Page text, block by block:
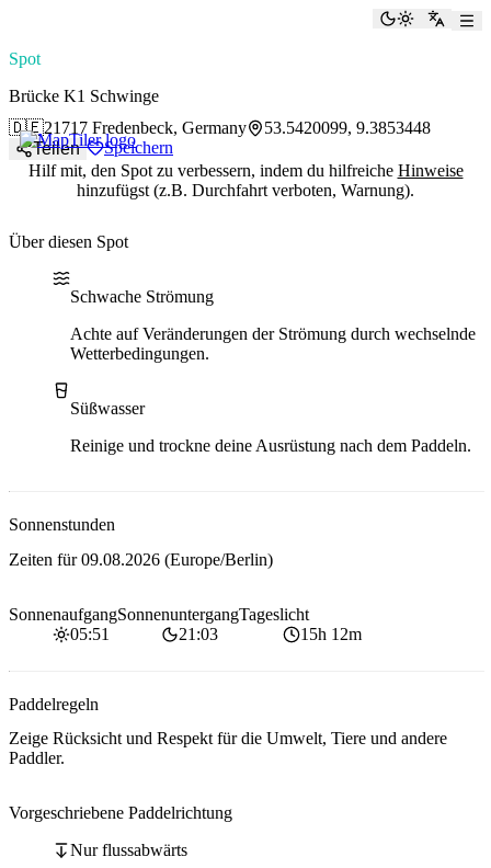
Zu
Spot
Brücke K1 Schwinge
🇩🇪21717 Fredenbeck, Germany
53.5420099, 9.3853448
Teilen
Speichern
Hilf mit, den Spot zu verbessern, indem du hilfreiche Hinweise
hinzufügst (z.B. Durchfahrt verboten, Warnung).
Über diesen Spot
Water current
Schwache Strömung
Achte auf Veränderungen der Strömung durch wechselnde
Wetterbedingungen.
Water type
Süßwasser
Reinige und trockne deine Ausrüstung nach dem Paddeln.
Sonnenstunden
Zeiten für09.08.2026 (Europe/Berlin)
Sonnenaufgang
05:51
Sonnenuntergang
21:03
Tageslicht
15h 12m
Paddelregeln
Zeige Rücksicht und Respekt für die Umwelt, Tiere und andere
Paddler.
Vorgeschriebene Paddelrichtung
Nur flussabwärts